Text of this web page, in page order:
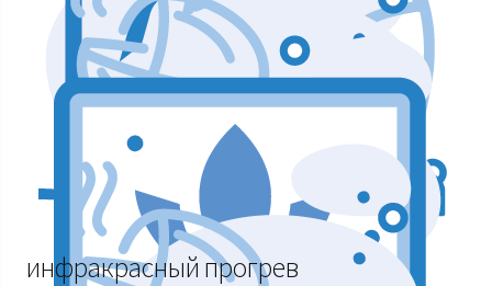
Аппараты для лазерных процедур
Уход и подтяжка кожи лица
Аппараты мышечной стимуляции
инфракрасный прогрев